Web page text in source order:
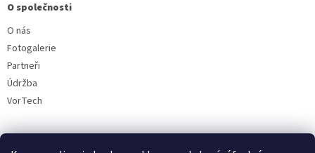
O společnosti
O nás
Fotogalerie
Partneři
Údržba
VorTech